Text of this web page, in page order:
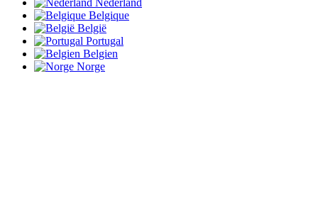
Belgique
België
Portugal
Belgien
Norge